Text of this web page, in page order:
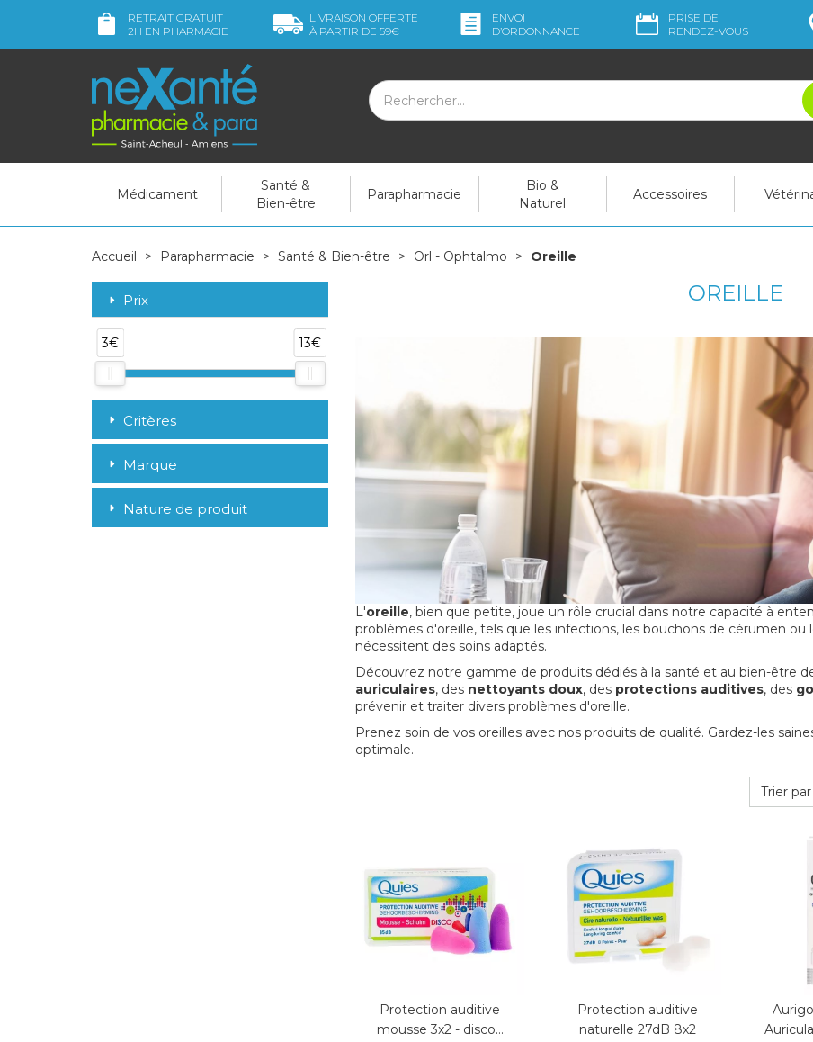
RETRAIT GRATUIT
2H EN PHARMACIE
LIVRAISON OFFERTE
À PARTIR DE 59€
ENVOI
D’ORDONNANCE
PRISE DE
RENDEZ-VOUS
Médicament
Santé &
Bien-être
Parapharmacie
Bio &
Naturel
Accessoires
Accueil Parapharmacie Santé & Bien-être Orl - Ophtalmo Oreille
OREILLE
L'oreille, bien que petite, joue un rôle crucial dans notre capacité à
problèmes d'oreille, tels que les infections, les bouchons de cérumen
nécessitent des soins adaptés.
Découvrez notre gamme de produits dédiés à la santé et au bien-être
auriculaires, des nettoyants doux, des protections auditives, des
prévenir et traiter divers problèmes d'oreille.
Prenez soin de vos oreilles avec nos produits de qualité. Gardez-les
optimale.
Trier
Protection auditive
mousse 3x2 - disco…
Protection auditive
naturelle 27dB 8x2
Prix
3€ 13€
Critères
Marque
Nature de produit